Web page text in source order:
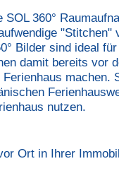
360°
Bilder sind ideal
damit bereits vor
machen.
nutzen.
Ort in Ihrer